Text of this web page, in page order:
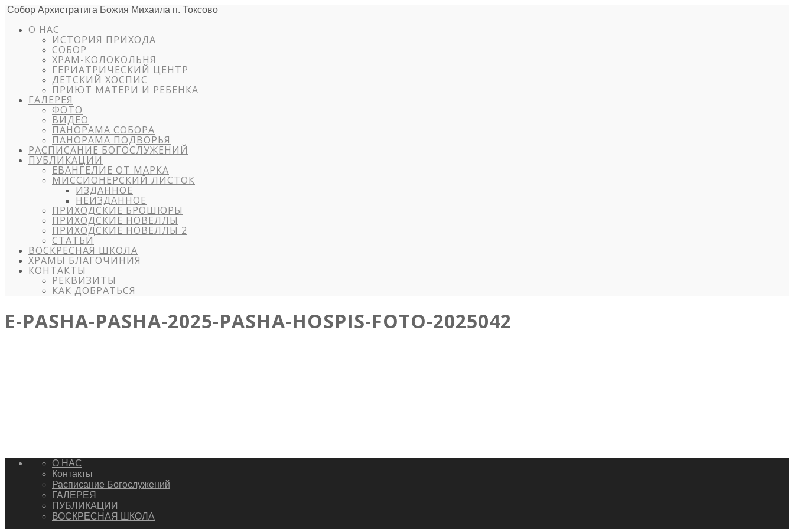
Собор Архистратига Божия Михаила п. Токсово
О НАС
ИСТОРИЯ ПРИХОДА
СОБОР
ХРАМ-КОЛОКОЛЬНЯ
ГЕРИАТРИЧЕСКИЙ ЦЕНТР
ДЕТСКИЙ ХОСПИС
ПРИЮТ МАТЕРИ И РЕБЕНКА
ГАЛЕРЕЯ
ФОТО
ВИДЕО
ПАНОРАМА СОБОРА
ПАНОРАМА ПОДВОРЬЯ
РАСПИСАНИЕ БОГОСЛУЖЕНИЙ
ПУБЛИКАЦИИ
ЕВАНГЕЛИЕ ОТ МАРКА
МИССИОНЕРСКИЙ ЛИСТОК
ИЗДАННОЕ
НЕИЗДАННОЕ
ПРИХОДСКИЕ БРОШЮРЫ
ПРИХОДСКИЕ НОВЕЛЛЫ
ПРИХОДСКИЕ НОВЕЛЛЫ 2
СТАТЬИ
ВОСКРЕСНАЯ ШКОЛА
ХРАМЫ БЛАГОЧИНИЯ
КОНТАКТЫ
РЕКВИЗИТЫ
КАК ДОБРАТЬСЯ
E-PASHA-PASHA-2025-PASHA-HOSPIS-FOTO-2025042
О НАС
Контакты
Расписание Богослужений
ГАЛЕРЕЯ
ПУБЛИКАЦИИ
ВОСКРЕСНАЯ ШКОЛА